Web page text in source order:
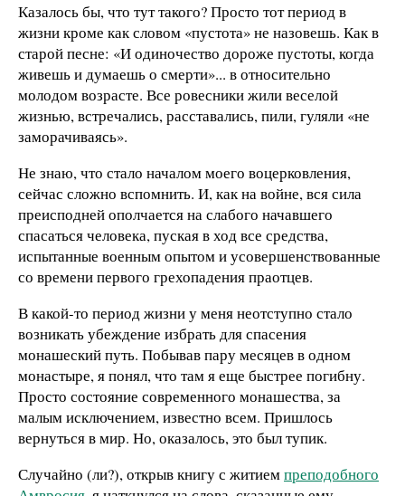
Казалось бы, что тут такого? Просто тот период в
жизни кроме как словом «пустота» не назовешь. Как в
старой песне: «И одиночество дороже пустоты, когда
живешь и думаешь о смерти»... в относительно
молодом возрасте. Все ровесники жили веселой
жизнью, встречались, расставались, пили, гуляли «не
заморачиваясь».
Не знаю, что стало началом моего воцерковления,
сейчас сложно вспомнить. И, как на войне, вся сила
преисподней ополчается на слабого начавшего
спасаться человека, пуская в ход все средства,
испытанные военным опытом и усовершенствованные
со времени первого грехопадения праотцев.
В какой-то период жизни у меня неотступно стало
возникать убеждение избрать для спасения
монашеский путь. Побывав пару месяцев в одном
монастыре, я понял, что там я еще быстрее погибну.
Просто состояние современного монашества, за
малым исключением, известно всем. Пришлось
вернуться в мир. Но, оказалось, это был тупик.
Случайно (ли?), открыв книгу с житиемпреподобного